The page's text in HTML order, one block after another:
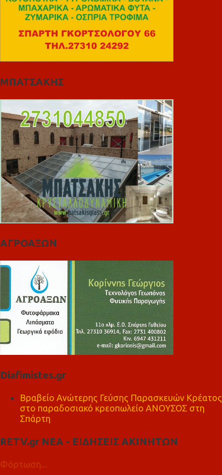
ΜΠΑΤΣΑΚΗΣ
ΑΓΡΟΑΞΩΝ
Diafimistes.gr
Βραβείο Ανώτερης Γεύσης Παρασκευών Κρέατος
στο παραδοσιακό κρεοπωλείο ΑΝΟΥΣΟΣ στη
Σπάρτη
RETV.gr ΝΕΑ - ΕΙΔΗΣΕΙΣ ΑΚΙΝΗΤΩΝ
Φόρτωση...